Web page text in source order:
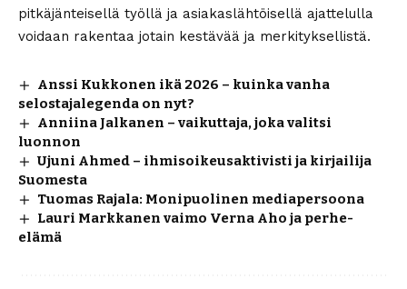
pitkäjänteisellä työllä ja asiakaslähtöisellä ajattelulla
voidaan rakentaa jotain kestävää ja merkityksellistä.
Anssi Kukkonen ikä 2026 – kuinka vanha
selostajalegenda on nyt?
Anniina Jalkanen – vaikuttaja, joka valitsi
luonnon
Ujuni Ahmed – ihmisoikeusaktivisti ja kirjailija
Suomesta
Tuomas Rajala: Monipuolinen mediapersoona
Lauri Markkanen vaimo Verna Aho ja perhe-
elämä